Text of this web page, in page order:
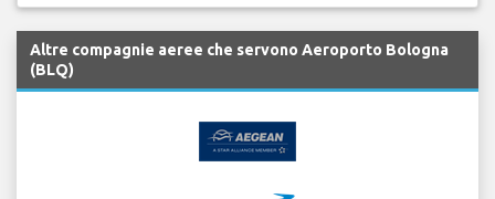
Altre compagnie aeree che servono Aeroporto Bologna
(BLQ)